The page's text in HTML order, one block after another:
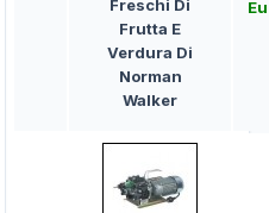
Freschi Di
Frutta E
Verdura Di
Norman
Walker